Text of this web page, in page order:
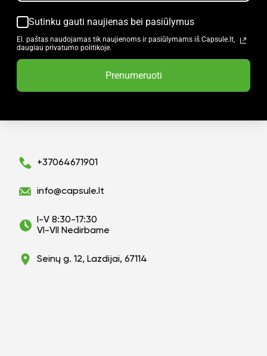
Sutinku gauti naujienas bei pasiūlymus
El. paštas naudojamas tik naujienoms ir pasiūlymams iš Capsule.lt,
daugiau privatumo politikoje.
Prenumeruoti
+37064671901
info@capsule.lt
I-V 8:30-17:30
VI-VII Nedirbame
Seinų g. 12, Lazdijai, 67114